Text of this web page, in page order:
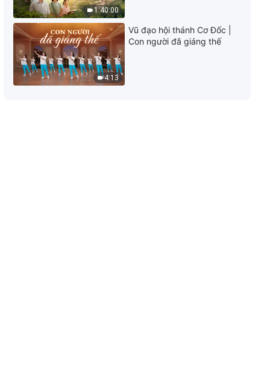
27:22
đường tắt thì không làm tốt bổn
phận
31:10
Những Lời chứng Trải nghiệm
của Cơ Đốc nhân, Tập 607: Tôi
Không Còn Chùn Bước Trước
Những Khó Khăn
1:40:00
4:13
Vũ đạo hội thánh Cơ Đốc |
Con người đã giáng thế